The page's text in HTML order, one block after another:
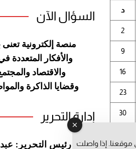
د
2
9
16
23
30
السؤال الآن
منصة إلكترونية تعنى
والأفكار المتعددة
والاقتصاد
وقضايا الذاكرة
إدارة التحرير
رئيس التحرير: عبد إذا واصلت